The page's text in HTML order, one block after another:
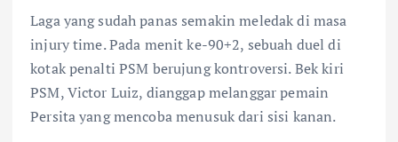
Laga yang sudah panas semakin meledak di masa
injury time. Pada menit ke-90+2, sebuah duel di
kotak penalti PSM berujung kontroversi. Bek kiri
PSM, Victor Luiz, dianggap melanggar pemain
Persita yang mencoba menusuk dari sisi kanan.